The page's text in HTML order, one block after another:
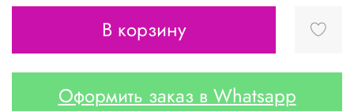
В корзину
Оформить заказ в Whatsapp